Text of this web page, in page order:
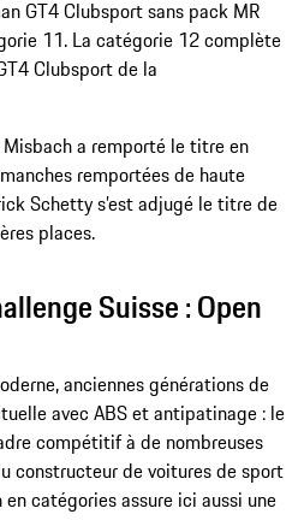
GT4 Clubsport sans pack MR
11. La catégorie 12 complète
Clubsport de la
a remporté le titre en
remportées de haute
Schetty s’est adjugé le titre de
places.
Suisse : Open
anciennes générations de
avec ABS et antipatinage : le
compétitif à de nombreuses
constructeur de voitures de sport
catégories assure ici aussi une